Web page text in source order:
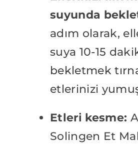
suyunda
adım olarak,
suya 10-15
bekletmek
etlerinizi
Etleri kesme:
Solingen Et